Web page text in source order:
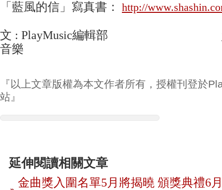
「藍風的信」寫真書： http://
文 : PlayMusic編輯部 資料/
音樂
『以上文章版權為本文作者所有，授權刊登於
站』
延伸閱讀相關文章
金曲獎入圍名單5月將揭曉 頒獎典禮6